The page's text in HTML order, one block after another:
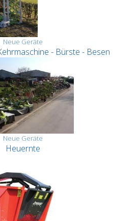
Neue Geräte
- Bürste - Besen
Neue Geräte
Heuernte